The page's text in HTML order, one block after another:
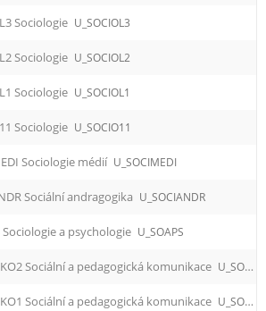
Sociologie U_SOCIOL3
Sociologie U_SOCIOL2
Sociologie U_SOCIOL1
Sociologie U_SOCIO11
Sociologie médií U_SOCIMEDI
Sociální andragogika U_SOCIANDR
Sociologie a psychologie U_SOAPS
Sociální a pedagogická komunikace U_SOAPEKO2
Sociální a pedagogická komunikace U_SOAPEKO1